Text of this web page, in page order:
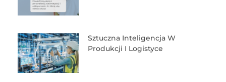
Sztuczna Inteligencja W
Produkcji I Logistyce